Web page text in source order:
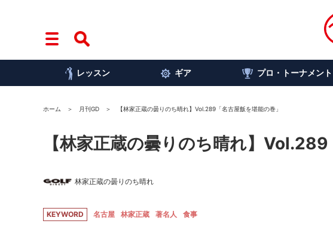
レッスン ギア プロ・トーナメント
ホーム 月刊GD 【林家正蔵の曇りのち晴れ】Vol.289「名古屋飯を堪能の巻」
【林家正蔵の曇りのち晴れ】Vol.289
林家正蔵の曇りのち晴れ
KEYWORD 名古屋 林家正蔵 著名人 食事